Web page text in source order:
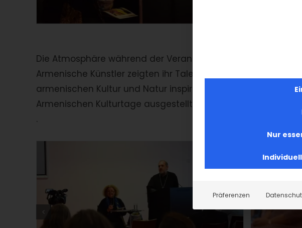
Die Atmosphäre während der Veranstaltung war unglaublich
Armenische Künstler zeigten ihr Talent durch einzigartige
armenischen Kultur und Natur inspiriert waren. Ihre
Armenischen Kulturtage ausgestellt und beeindruckten die
.
Nur
Präferenzen